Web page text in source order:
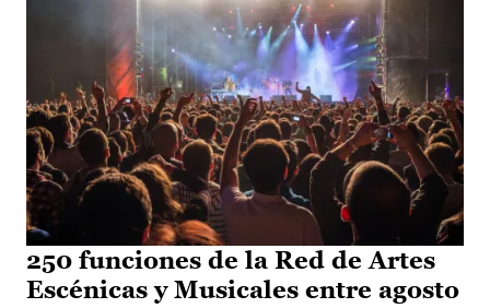
250 funciones de la Red de Artes
Escénicas y Musicales entre agosto